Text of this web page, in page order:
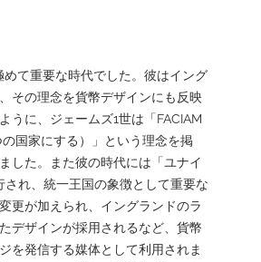
て重要な時代でした。彼はイング
その理念を貨幣デザインにも反映
うに、ジェームズ1世は「FACIAM
国家にする）」という理念を掲
した。また彼の時代には「ユナイ
れ、統一王国の象徴として重要な
更が加えられ、イングランドのラ
デザインが採用されるなど、貨幣
を発信する媒体として利用されま